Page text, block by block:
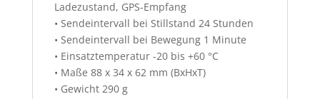
Ladezustand, GPS-Empfang
• Sendeintervall bei Stillstand 24 Stunden
• Sendeintervall bei Bewegung 1 Minute
• Einsatztemperatur -20 bis +60 °C
• Maße 88 x 34 x 62 mm (BxHxT)
• Gewicht 290 g